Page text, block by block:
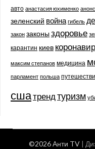
авто анастасия юхименко анонс
зеленский война гибель
закон законыздоровье
карантин киев
максим степанов медицина
парламент польша
сшатренд туризм
©2026 Анти TV |